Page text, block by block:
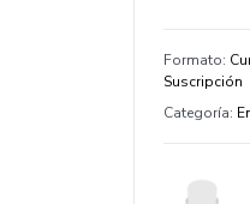
Formato:
Suscripción
Categoría: